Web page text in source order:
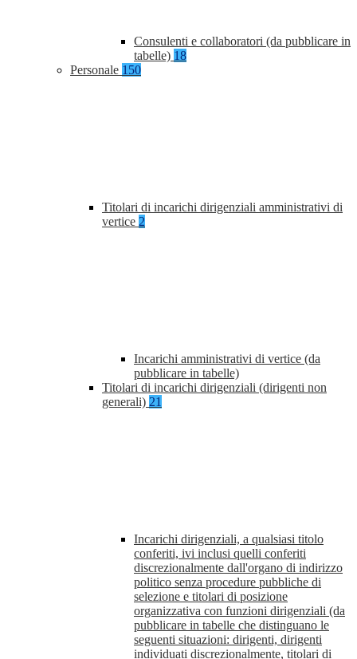
Consulenti e collaboratori (da pubblicare in
tabelle) 18
Personale 150
Titolari di incarichi dirigenziali amministrativi di
vertice 2
Incarichi amministrativi di vertice (da
pubblicare in tabelle)
Titolari di incarichi dirigenziali (dirigenti non
generali) 21
Incarichi dirigenziali, a qualsiasi titolo
conferiti, ivi inclusi quelli conferiti
discrezionalmente dall'organo di indirizzo
politico senza procedure pubbliche di
selezione e titolari di posizione
organizzativa con funzioni dirigenziali (da
pubblicare in tabelle che distinguano le
seguenti situazioni: dirigenti, dirigenti
individuati discrezionalmente, titolari di